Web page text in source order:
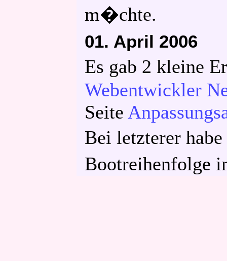
m�chte.
01. April 2006
Es gab 2 kleine
Webentwickler
Seite
Bei letzterer
Bootreihenfolge